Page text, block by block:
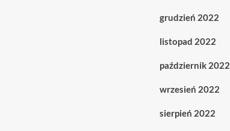
grudzień 2022
listopad 2022
październik 2022
wrzesień 2022
sierpień 2022